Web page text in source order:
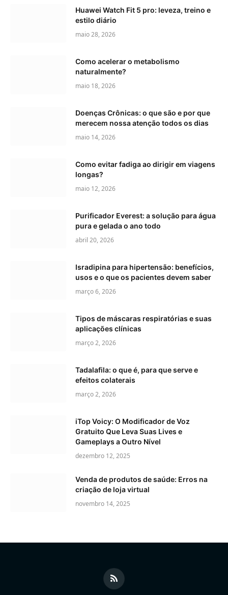
Huawei Watch Fit 5 pro: leveza, treino e
estilo diário
maio 28, 2026
Como acelerar o metabolismo
naturalmente?
maio 18, 2026
Doenças Crônicas: o que são e por que
merecem nossa atenção todos os dias
maio 14, 2026
Como evitar fadiga ao dirigir em viagens
longas?
maio 12, 2026
Purificador Everest: a solução para água
pura e gelada o ano todo
abril 20, 2026
Isradipina para hipertensão: benefícios,
usos e o que os pacientes devem saber
março 6, 2026
Tipos de máscaras respiratórias e suas
aplicações clínicas
março 2, 2026
Tadalafila: o que é, para que serve e
efeitos colaterais
março 2, 2026
iTop Voicy: O Modificador de Voz
Gratuito Que Leva Suas Lives e
Gameplays a Outro Nível
dezembro 12, 2025
Venda de produtos de saúde: Erros na
criação de loja virtual
novembro 14, 2025
RSS